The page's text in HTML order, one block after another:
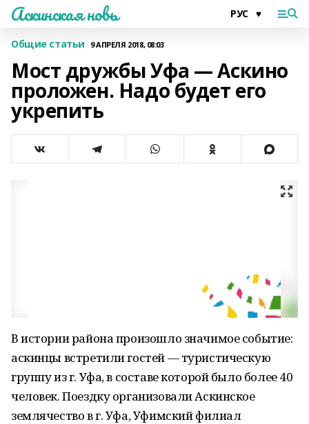
Аскинская новь
Общие статьи 9 АПРЕЛЯ 2018, 08:03
Мост дружбы Уфа — Аскино
проложен. Надо будет его
укрепить
В истории района произошло значимое событие:
аскинцы встретили гостей — туристическую
группу из г. Уфа, в составе которой было более 40
человек. Поездку организовали Аскинское
землячество в г. Уфа, Уфимский филиал